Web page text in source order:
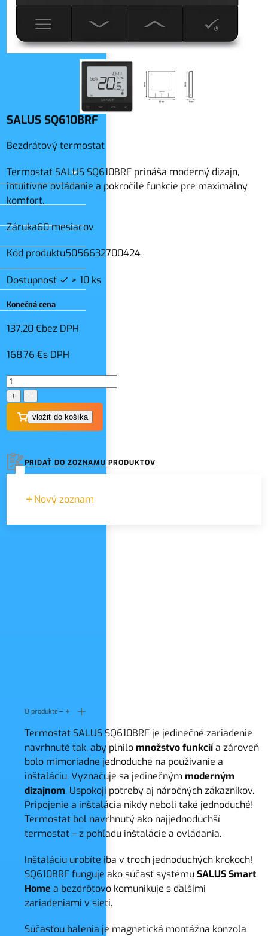
SALUS SQ610BRF
Bezdrátový termostat
Termostat SALUS SQ610BRF prináša moderný dizajn,
intuitívne ovládanie a pokročilé funkcie pre maximálny
komfort.
Záruka60 mesiacov
Kód produktu5056632700424
Dostupnosť > 10 ks
Konečná cena
137,20 €bez DPH
168,76 €s DPH
+ −
PRIDAŤ DO ZOZNAMU PRODUKTOV
Nový zoznam
Názov zoznamu
O produkte
Termostat SALUS SQ610BRF je jedinečné zariadenie
navrhnuté tak, aby plnilo množstvo funkciía zároveň
bolo mimoriadne jednoduché na používanie a
inštaláciu. Vyznačuje sa jedinečným moderným
dizajnom. Uspokojí potreby aj náročných zákazníkov.
Pripojenie a inštalácia nikdy neboli také jednoduché!
Termostat bol navrhnutý ako najjednoduchší
termostat – z pohľadu inštalácie a ovládania.
Inštaláciu urobíte iba v troch jednoduchých krokoch!
SQ610BRF funguje ako súčasť systémuSALUS Smart
Home a bezdrôtovo komunikuje s ďalšími
zariadeniami v sieti.
Súčasťou balenia je magnetická montážna konzola